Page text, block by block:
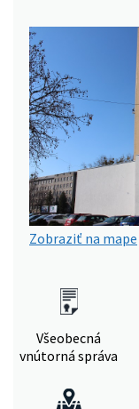
Zobraziť na mape
Všeobecná
vnútorná správa